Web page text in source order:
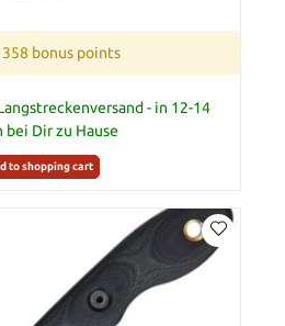
358 bonus points
- in 12-14
bei Dir zu Hause
to shopping cart